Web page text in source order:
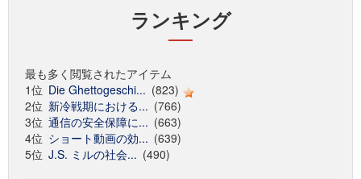
ランキング
最も多く閲覧されたアイテム
1位 Die Ghettogeschi... (823)
2位 新冷戦期における... (766)
3位 通信の安全保障に... (663)
4位 ショート動画の効... (639)
5位 J.S. ミルの社会... (490)